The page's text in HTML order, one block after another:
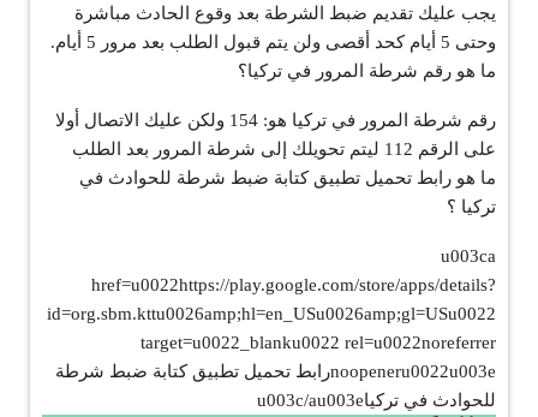
يجب عليك تقديم ضبط الشرطة بعد وقوع الحادث مباشرة
وحتى 5 أيام كحد أقصى ولن يتم قبول الطلب بعد مرور 5 أيام.
ما هو رقم شرطة المرور في تركيا؟
رقم شرطة المرور في تركيا هو: 154 ولكن عليك الاتصال أولا
على الرقم 112 ليتم تحويلك إلى شرطة المرور بعد الطلب
ما هو رابط تحميل تطبيق كتابة ضبط شرطة للحوادث في
تركيا ؟
u003ca
href=u0022https://play.google.com/store/apps/details?
id=org.sbm.kttu0026amp;hl=en_USu0026amp;gl=USu0022
target=u0022_blanku0022 rel=u0022noreferrer
noopeneru0022u003eرابط تحميل تطبيق كتابة ضبط شرطة
للحوادث في تركياu003c/au003e